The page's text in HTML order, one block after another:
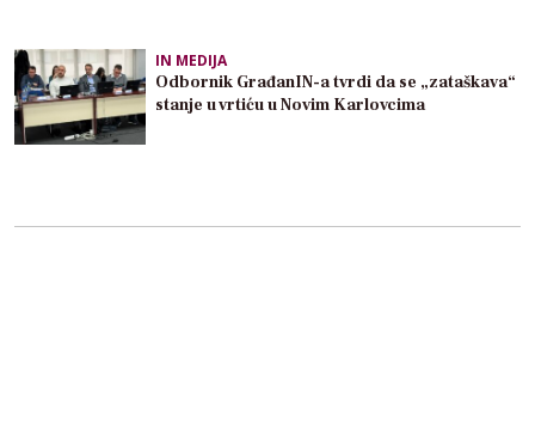
IN MEDIJA
Odbornik GrađanIN-a tvrdi da se „zataškava“
stanje u vrtiću u Novim Karlovcima